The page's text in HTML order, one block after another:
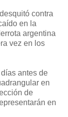
contra
en la
argentina
vez en los
antes de
en
de
en